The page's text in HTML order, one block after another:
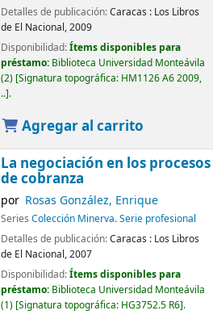
Detalles de publicación:Caracas : Los Libros
de El Nacional,2009
Disponibilidad:Ítems disponibles para
préstamo: Biblioteca Universidad Monteávila
(2) Signatura topográfica: HM1126 A6 2009,
.. .
Agregar al carrito
La negociación en los procesos
de cobranza
por Rosas González, Enrique
Series Colección Minerva. Serie profesional
Detalles de publicación:Caracas : Los Libros
de El Nacional,2007
Disponibilidad:Ítems disponibles para
préstamo: Biblioteca Universidad Monteávila
(1) Signatura topográfica: HG3752.5 R6 .